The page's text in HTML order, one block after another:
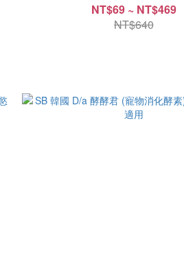
NT$69 ~ NT$469
NT$640